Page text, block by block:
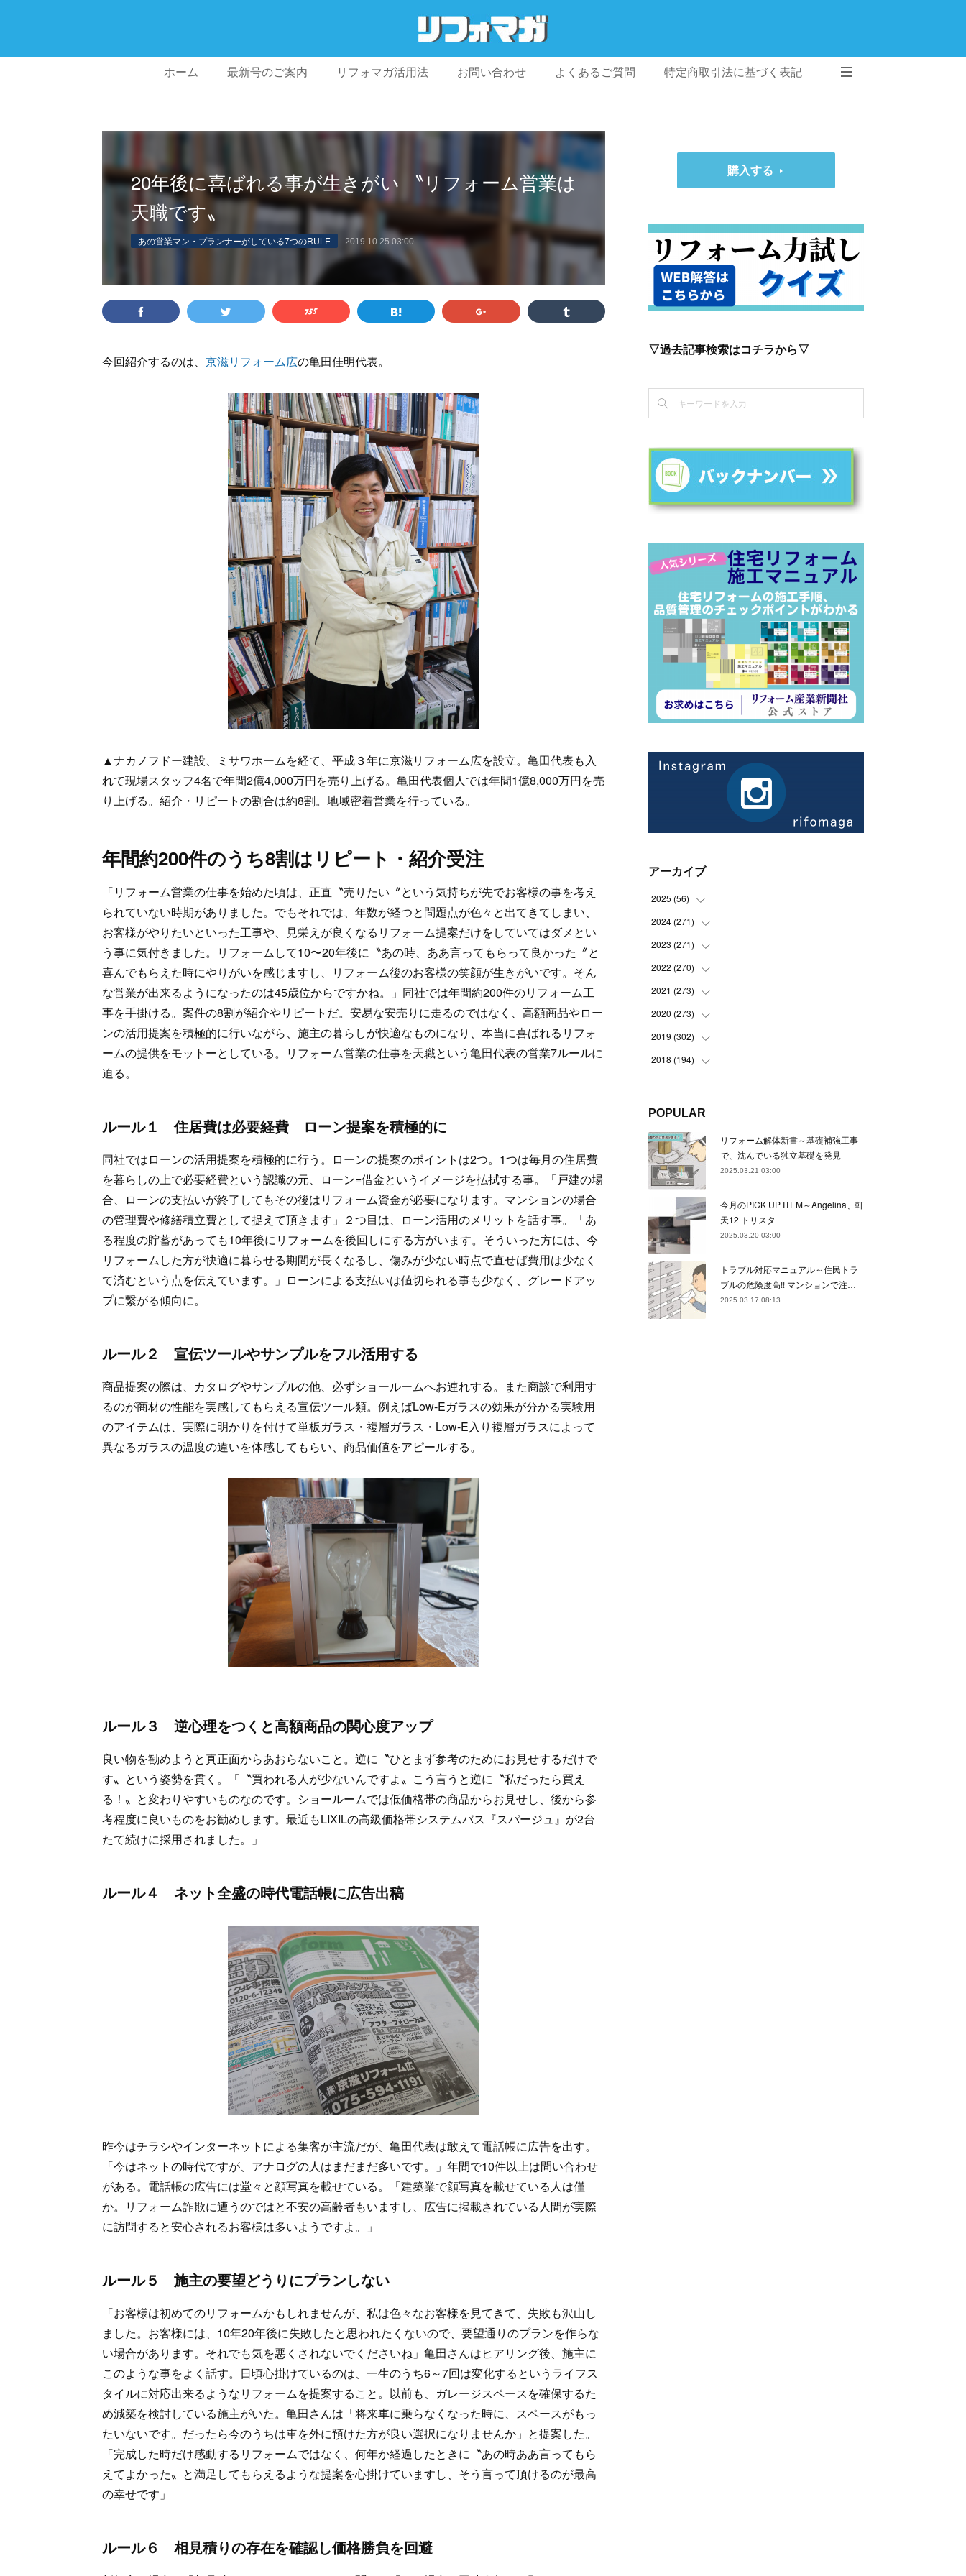
ホーム 最新号のご案内 リフォマガ活用法 お問い合わせ よくあるご質問 特定商取引法に基づく表記
20年後に喜ばれる事が生きがい 〝リフォーム営業は
天職です〟
あの営業マン・プランナーがしている7つのRULE 2019.10.25 03:00
今回紹介するのは、 京滋リフォーム広の亀田佳明代表。
▲ナカノフドー建設、ミサワホームを経て、平成３年に京滋リフォーム広を設立。亀田代表も入
れて現場スタッフ4名で年間2億4,000万円を売り上げる。亀田代表個人では年間1億8,000万円を売
り上げる。紹介・リピートの割合は約8割。地域密着営業を行っている。
年間約200件のうち8割はリピート・紹介受注
「リフォーム営業の仕事を始めた頃は、正直〝売りたい〞という気持ちが先でお客様の事を考え
られていない時期がありました。でもそれでは、年数が経つと問題点が色々と出てきてしまい、
お客様がやりたいといった工事や、見栄えが良くなるリフォーム提案だけをしていてはダメとい
う事に気付きました。リフォームして10〜20年後に〝あの時、ああ言ってもらって良かった〞と
喜んでもらえた時にやりがいを感じますし、リフォーム後のお客様の笑顔が生きがいです。そん
な営業が出来るようになったのは45歳位からですかね。」同社では年間約200件のリフォーム工
事を手掛ける。案件の8割が紹介やリピートだ。安易な安売りに走るのではなく、高額商品やロー
ンの活用提案を積極的に行いながら、施主の暮らしが快適なものになり、本当に喜ばれるリフォ
ームの提供をモットーとしている。リフォーム営業の仕事を天職という亀田代表の営業7ルールに
迫る。
ルール１ 住居費は必要経費 ローン提案を積極的に
同社ではローンの活用提案を積極的に行う。ローンの提案のポイントは2つ。1つは毎月の住居費
を暮らしの上で必要経費という認識の元、ローン=借金というイメージを払拭する事。「戸建の場
合、ローンの支払いが終了してもその後はリフォーム資金が必要になります。マンションの場合
の管理費や修繕積立費として捉えて頂きます」２つ目は、ローン活用のメリットを話す事。「あ
る程度の貯蓄があっても10年後にリフォームを後回しにする方がいます。そういった方には、今
リフォームした方が快適に暮らせる期間が長くなるし、傷みが少ない時点で直せば費用は少なく
て済むという点を伝えています。」ローンによる支払いは値切られる事も少なく、グレードアッ
プに繋がる傾向に。
ルール２ 宣伝ツールやサンプルをフル活用する
商品提案の際は、カタログやサンプルの他、必ずショールームへお連れする。また商談で利用す
るのが商材の性能を実感してもらえる宣伝ツール類。例えばLow-Eガラスの効果が分かる実験用
のアイテムは、実際に明かりを付けて単板ガラス・複層ガラス・Low-E入り複層ガラスによって
異なるガラスの温度の違いを体感してもらい、商品価値をアピールする。
ルール３ 逆心理をつくと高額商品の関心度アップ
良い物を勧めようと真正面からあおらないこと。逆に〝ひとまず参考のためにお見せするだけで
す〟という姿勢を貫く。「〝買われる人が少ないんですよ〟こう言うと逆に〝私だったら買え
る！〟と変わりやすいものなのです。ショールームでは低価格帯の商品からお見せし、後から参
考程度に良いものをお勧めします。最近もLIXILの高級価格帯システムバス『スパージュ』が2台
たて続けに採用されました。」
ルール４ ネット全盛の時代電話帳に広告出稿
昨今はチラシやインターネットによる集客が主流だが、亀田代表は敢えて電話帳に広告を出す。
「今はネットの時代ですが、アナログの人はまだまだ多いです。」年間で10件以上は問い合わせ
がある。電話帳の広告には堂々と顔写真を載せている。「建築業で顔写真を載せている人は僅
か。リフォーム詐欺に遭うのではと不安の高齢者もいますし、広告に掲載されている人間が実際
に訪問すると安心されるお客様は多いようですよ。」
ルール５ 施主の要望どうりにプランしない
「お客様は初めてのリフォームかもしれませんが、私は色々なお客様を見てきて、失敗も沢山し
ました。お客様には、10年20年後に失敗したと思われたくないので、要望通りのプランを作らな
い場合があります。それでも気を悪くされないでくださいね」亀田さんはヒアリング後、施主に
このような事をよく話す。日頃心掛けているのは、一生のうち6～7回は変化するというライフス
タイルに対応出来るようなリフォームを提案すること。以前も、ガレージスペースを確保するた
め減築を検討している施主がいた。亀田さんは「将来車に乗らなくなった時に、スペースがもっ
たいないです。だったら今のうちは車を外に預けた方が良い選択になりませんか」と提案した。
「完成した時だけ感動するリフォームではなく、何年か経過したときに〝あの時ああ言ってもら
えてよかった〟と満足してもらえるような提案を心掛けていますし、そう言って頂けるのが最高
の幸せです」
ルール６ 相見積りの存在を確認し価格勝負を回避
購入する
▽過去記事検索はコチラから▽
アーカイブ
2025 (56)
(14
(21
(21
2024 (271)
(21
(22
(23
(22
(23
(24
(22)
(22 )
(25)
2023 (271)
(22
(23
(23
(21
(24
(21)
(24)
(21)
(23)
2022 (270)
(23
(23
(22
(23
(23)
(22)
(24)
(21)
2021 (273)
(24
(23
(22
(23)
(22)
(23)
(24)
(22
2020 (273)
(24
(22
(24)
(24)
(23)
(21)
(
(21)
24)
2019 (302)
(23
(21)
(27)
(22)
(33)
( 28
(31)
27)
(21)
2018 (194)
(32
(36)
)
(34)
( 8
POPULAR
リフォーム解体新書～基礎補強工事
で、沈んでいる独立基礎を発見
2025.03.21 03:00
今月のPICK UP ITEM～Angelina、軒
天12 トリスタ
2025.03.20 03:00
トラブル対応マニュアル～住民トラ
ブルの危険度高!! マンションで注…
2025.03.17 08:13